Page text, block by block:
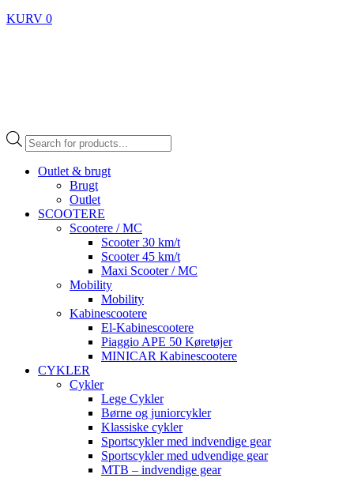
KURV 0
Products
search
Outlet & brugt
Brugt
Outlet
SCOOTERE
Scootere / MC
Scooter 30 km/t
Scooter 45 km/t
Maxi Scooter / MC
Mobility
Mobility
Kabinescootere
El-Kabinescootere
Piaggio APE 50 Køretøjer
MINICAR Kabinescootere
CYKLER
Cykler
Lege Cykler
Børne og juniorcykler
Klassiske cykler
Sportscykler med indvendige gear
Sportscykler med udvendige gear
MTB – indvendige gear